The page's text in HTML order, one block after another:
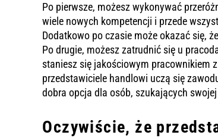
Po pierwsze, możesz wykonywać
wiele nowych kompetencji i przede
Dodatkowo po czasie może okazać się,
Po drugie, możesz zatrudnić się u
staniesz się jakościowym pracownikiem
przedstawiciele handlowi uczą się
dobra opcja dla osób, szukających
Oczywiście, że